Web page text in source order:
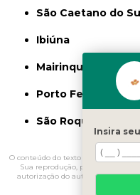
São Caetano do
Ibiúna
Mairinque
Porto Feliz
São Roque
O conteúdo do texto " Fontes para
Sua reprodução, parcial ou total,
autorização do autor. Crime de
Lei
Insira